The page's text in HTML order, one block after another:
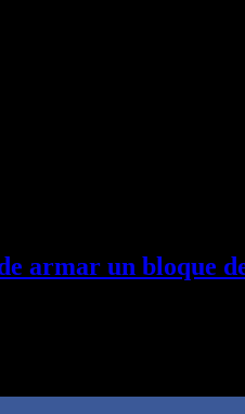
armar un bloque